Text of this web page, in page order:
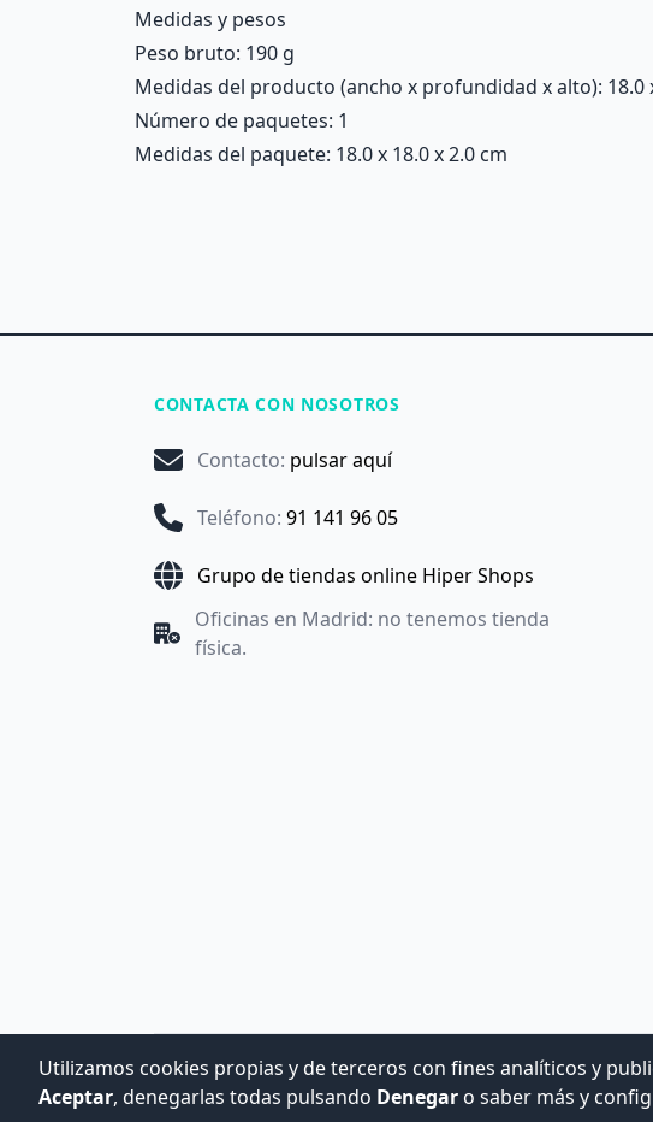
Medidas y pesos
Peso bruto: 190 g
Medidas del producto (ancho x profundidad x alto): 18.0
Número de paquetes: 1
Medidas del paquete: 18.0 x 18.0 x 2.0 cm
CONTACTA CON NOSOTROS
Contacto: pulsar aquí
Teléfono: 91 141 96 05
Grupo de tiendas online Hiper Shops
Oficinas en Madrid: no tenemos tienda
física.
© 2008 -
Utilizamos cookies propias y de terceros con fines analíticos y
Aceptar, denegarlas todas pulsando Denegar o saber más y